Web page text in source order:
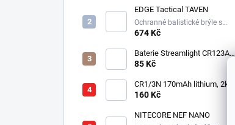
EDGE Tactical TAVEN
Ochranné balistické brýle s
technologií VaporShield
674 Kč
Baterie Streamlight CR123A
3V - Lithiová
85 Kč
CR1/3N 170mAh lithium, 2ks v
balení
160 Kč
NITECORE NEF NANO